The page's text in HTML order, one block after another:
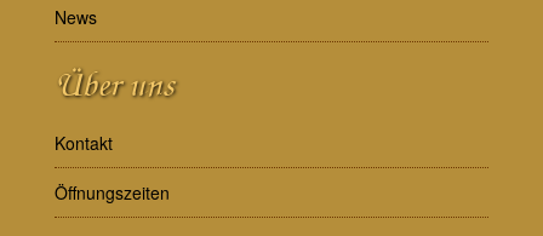
News
Über uns
Kontakt
Öffnungszeiten